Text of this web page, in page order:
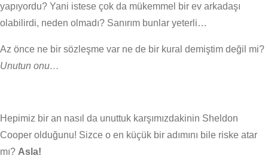
yapıyordu? Yani istese çok da mükemmel bir ev arkadaşı
olabilirdi, neden olmadı? Sanırım bunlar yeterli…
Az önce ne bir sözleşme var ne de bir kural demiştim değil mi?
Unutun onu…
Hepimiz bir an nasıl da unuttuk karşımızdakinin Sheldon
Cooper olduğunu! Sizce o en küçük bir adımını bile riske atar
mı? Asla!